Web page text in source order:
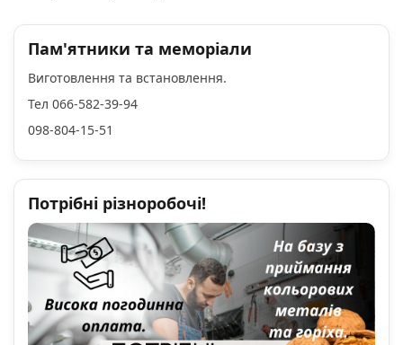
Пам'ятники та меморіали
Виготовлення та встановлення.
Тел 066-582-39-94
098-804-15-51
Потрібні різноробочі!